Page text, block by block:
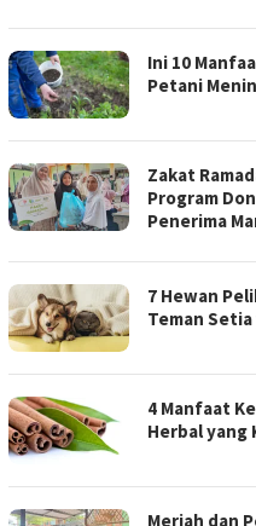
Ini 10
Petani
Zakat
Program
Penerima
7 Hewan
Teman
4 Manfaat
Herbal yang
Meriah dan